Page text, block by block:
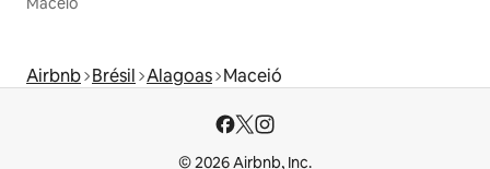
Airbnb Brésil Alagoas Maceió
© 2026 Airbnb, Inc.